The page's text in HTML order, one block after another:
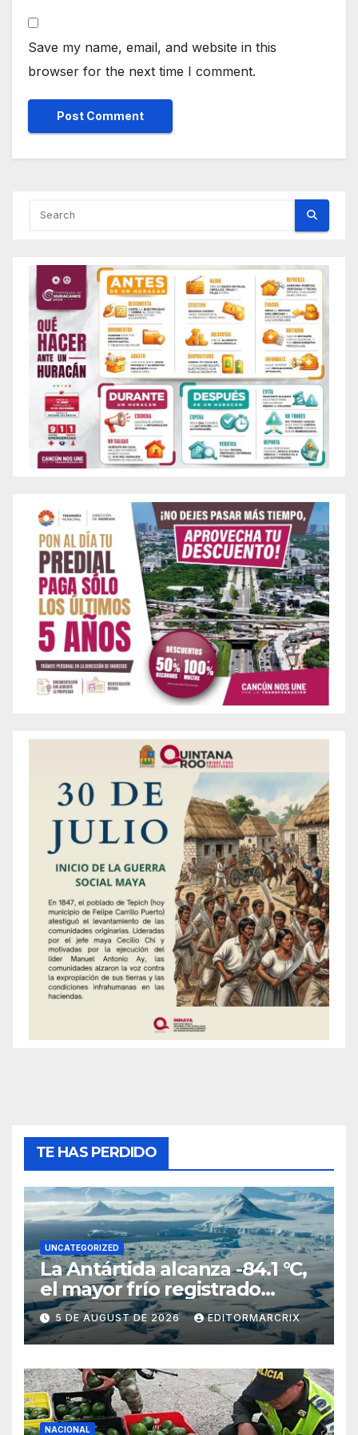
Save my name, email, and website in this
browser for the next time I comment.
TE HAS PERDIDO
UNCATEGORIZED
La Antártida alcanza -84.1 °C,
el mayor frío registrado
desde 2012
5 DE AUGUST DE 2026 EDITORMARCRIX
NACIONAL